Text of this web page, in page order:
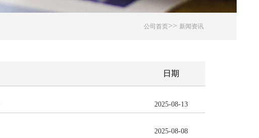
公司首页>> 新闻资讯
日期
2025-08-13
2025-08-08